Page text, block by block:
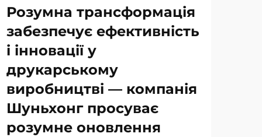
Розумна трансформація
забезпечує ефективність
і інновації у
друкарському
виробництві — компанія
Шуньхонг просуває
розумне оновлення